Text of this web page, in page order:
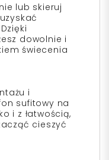
lub skieruj
dowolnie i
świecenia
i
sufitowy na
i z łatwością,
cieszyć